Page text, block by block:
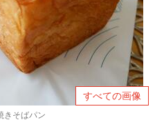
すべての画像
きそばパン